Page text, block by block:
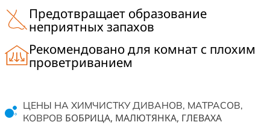
Предотвращает образование
неприятных запахов
Рекомендовано для комнат с плохим
проветриванием
ЦЕНЫ НА ХИМЧИСТКУ ДИВАНОВ, МАТРАСОВ,
КОВРОВ БОБРИЦА, МАЛЮТЯНКА, ГЛЕВАХА